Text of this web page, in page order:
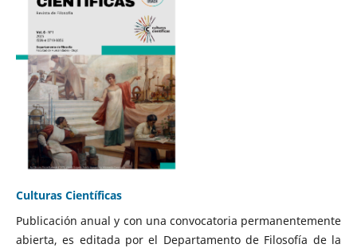
Culturas Científicas
Publicación anual y con una convocatoria permanentemente
abierta, es editada por el Departamento de Filosofía de la